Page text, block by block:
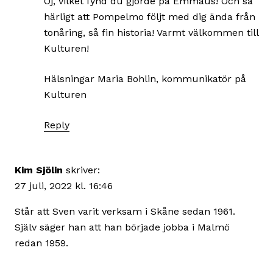
härligt att Pompelmo följt med dig ända från
tonåring, så fin historia! Varmt välkommen till
Kulturen!
Hälsningar Maria Bohlin, kommunikatör på
Kulturen
Reply
Kim Sjölin skriver:
27 juli, 2022 kl. 16:46
Står att Sven varit verksam i Skåne sedan 1961.
Själv säger han att han började jobba i Malmö
redan 1959.